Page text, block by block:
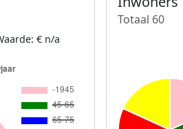
€ n/a
Totaal 60